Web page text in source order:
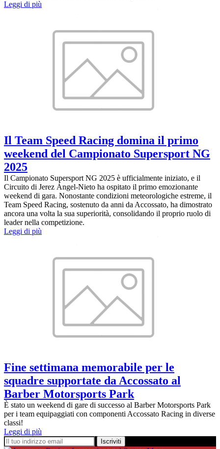
Leggi di più
Il Team Speed Racing domina il primo
weekend del Campionato Supersport NG
2025
Il Campionato Supersport NG 2025 è ufficialmente iniziato, e il
Circuito di Jerez Ángel-Nieto ha ospitato il primo emozionante
weekend di gara. Nonostante condizioni meteorologiche estreme, il
Team Speed Racing, sostenuto da anni da Accossato, ha dimostrato
ancora una volta la sua superiorità, consolidando il proprio ruolo di
leader nella competizione.
Leggi di più
Fine settimana memorabile per le
squadre supportate da Accossato al
Barber Motorsports Park
È stato un weekend di gare di successo al Barber Motorsports Park
per i team equipaggiati con componenti Accossato Racing in diverse
classi!
Leggi di più
Iscriviti